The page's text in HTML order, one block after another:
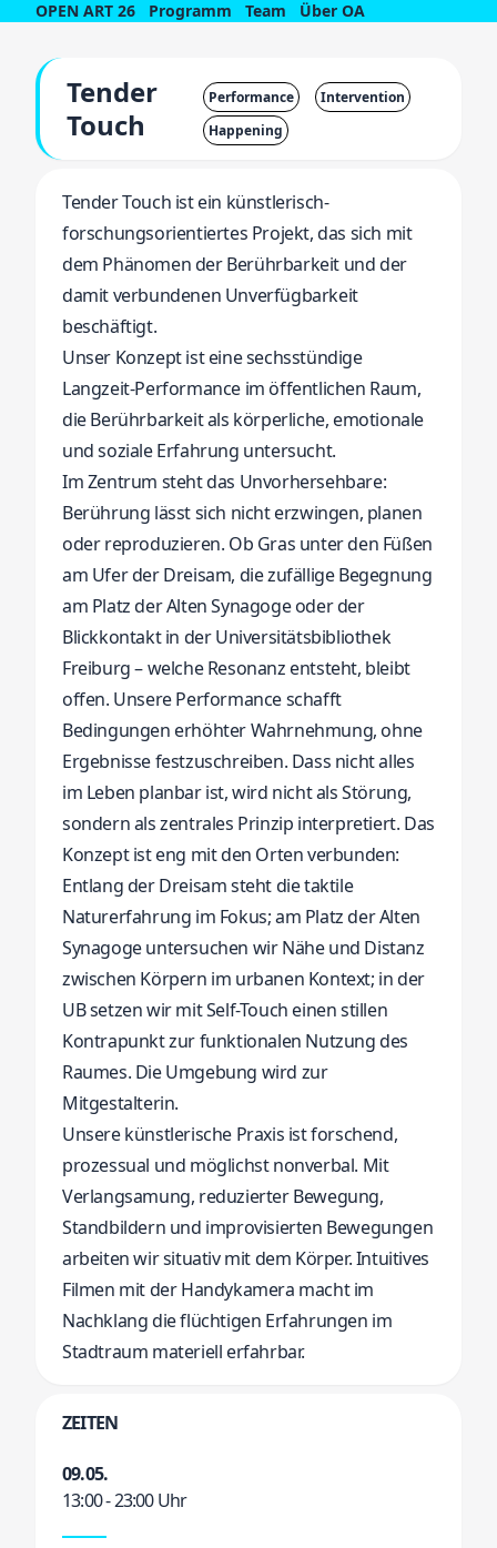
OPEN ART 26 Programm Team Über OA
Tender
Touch
Performance
Intervention
Happening
Tender Touch ist ein künstlerisch-
forschungsorientiertes Projekt, das sich mit
dem Phänomen der Berührbarkeit und der
damit verbundenen Unverfügbarkeit
beschäftigt.
Unser Konzept ist eine sechsstündige
Langzeit-Performance im öffentlichen Raum,
die Berührbarkeit als körperliche, emotionale
und soziale Erfahrung untersucht.
Im Zentrum steht das Unvorhersehbare:
Berührung lässt sich nicht erzwingen, planen
oder reproduzieren. Ob Gras unter den Füßen
am Ufer der Dreisam, die zufällige Begegnung
am Platz der Alten Synagoge oder der
Blickkontakt in der Universitätsbibliothek
Freiburg – welche Resonanz entsteht, bleibt
offen. Unsere Performance schafft
Bedingungen erhöhter Wahrnehmung, ohne
Ergebnisse festzuschreiben. Dass nicht alles
im Leben planbar ist, wird nicht als Störung,
sondern als zentrales Prinzip interpretiert. Das
Konzept ist eng mit den Orten verbunden:
Entlang der Dreisam steht die taktile
Naturerfahrung im Fokus; am Platz der Alten
Synagoge untersuchen wir Nähe und Distanz
zwischen Körpern im urbanen Kontext; in der
UB setzen wir mit Self-Touch einen stillen
Kontrapunkt zur funktionalen Nutzung des
Raumes. Die Umgebung wird zur
Mitgestalterin.
Unsere künstlerische Praxis ist forschend,
prozessual und möglichst nonverbal. Mit
Verlangsamung, reduzierter Bewegung,
Standbildern und improvisierten Bewegungen
arbeiten wir situativ mit dem Körper. Intuitives
Filmen mit der Handykamera macht im
Nachklang die flüchtigen Erfahrungen im
Stadtraum materiell erfahrbar.
ZEITEN
09.05.
13:00 - 23:00 Uhr